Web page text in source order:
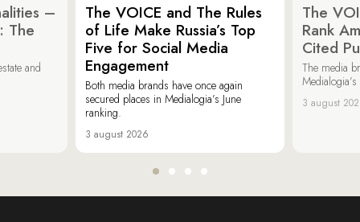
–
The
and
The VOICE and The Rules
of Life Make Russia’s Top
Five for Social Media
Engagement
Both media brands have once again
secured places in Medialogia’s June
ranking.
3 august 2026
The
Rank
Cited
The media
3 august